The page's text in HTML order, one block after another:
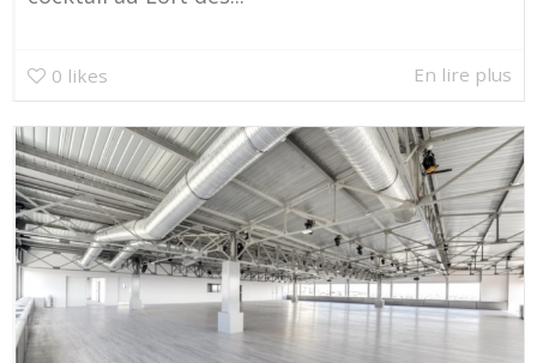
0 likes En lire plus